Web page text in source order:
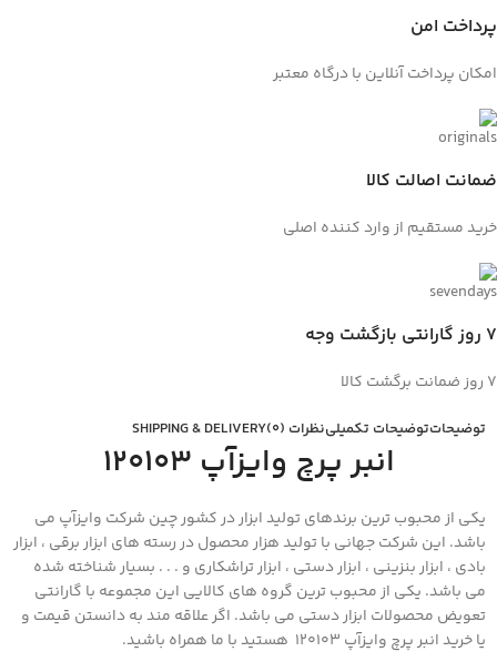
پرداخت امن
امکان پرداخت آنلاین با درگاه معتبر
ضمانت اصالت کالا
خرید مستقیم از وارد کننده اصلی
7 روز گارانتی بازگشت وجه
۷ روز ضمانت برگشت کالا
توضیحاتتوضیحات تکمیلینظرات (0) SHIPPING & DELIVERY
انبر پرچ وایزآپ 120103
یکی از محبوب ترین برندهای تولید ابزار در کشور چین شرکت وایزآپ می
باشد. این شرکت جهانی با تولید هزار محصول در رسته های ابزار برقی ، ابزار
بادی ، ابزار بنزینی ، ابزار دستی ، ابزار تراشکاری و . . . بسیار شناخته شده
می باشد. یکی از محبوب ترین گروه های کالایی این مجموعه با گارانتی
تعویض محصولات ابزار دستی می باشد. اگر علاقه مند به دانستن قیمت و
یا خرید انبر پرچ وایزآپ 120103 هستید با ما همراه باشید.